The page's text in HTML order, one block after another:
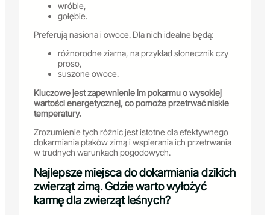
wróble,
gołębie.
Preferują nasiona i owoce. Dla nich idealne będą:
różnorodne ziarna, na przykład słonecznik czy
proso,
suszone owoce.
Kluczowe jest zapewnienie im pokarmu o wysokiej
wartości energetycznej, co pomoże przetrwać niskie
temperatury.
Zrozumienie tych różnic jest istotne dla efektywnego
dokarmiania ptaków zimą i wspierania ich przetrwania
w trudnych warunkach pogodowych.
Najlepsze miejsca do dokarmiania dzikich
zwierząt zimą. Gdzie warto wyłożyć
karmę dla zwierząt leśnych?